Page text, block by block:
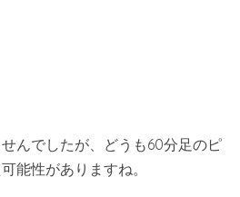
んでしたが、どうも60分足のピ
能性がありますね。